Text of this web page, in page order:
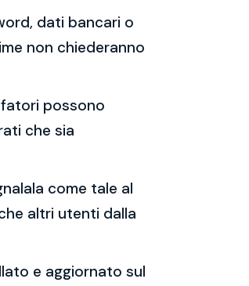
dati bancari o
non chiederanno
possono
che sia
come tale al
altri utenti dalla
e aggiornato sul